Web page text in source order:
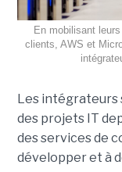
En mobilisant
clients, AWS et
Les
des projets IT
des services de
développer et à